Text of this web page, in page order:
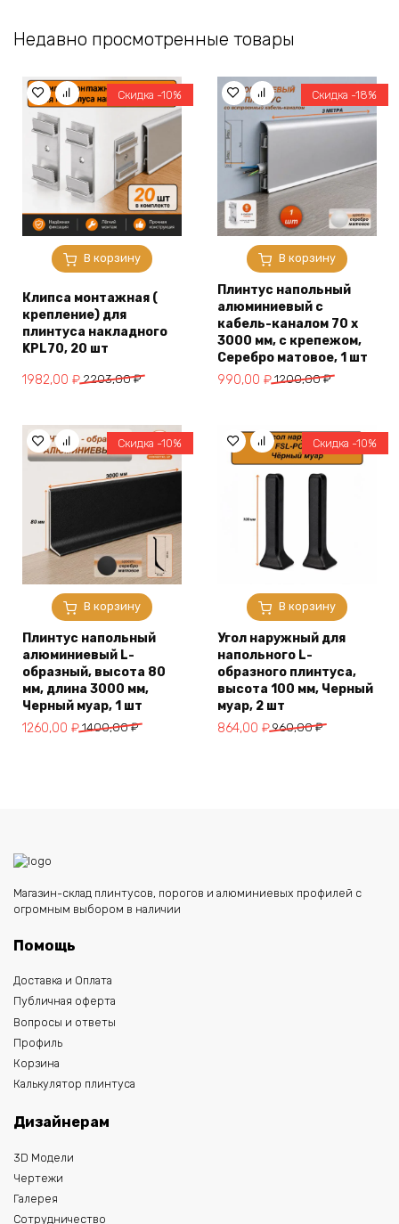
Недавно просмотренные товары
В корзину
Скидка -10%
Клипса монтажная (
крепление) для
плинтуса накладного
KPL70, 20 шт
2203,00₽
Первоначальная
2203,00 ₽.
1982,00 ₽
Текущая
В корзину
Скидка -18%
Плинтус напольный
алюминиевый с
кабель-каналом 70 х
3000 мм, с крепежом,
Серебро матовое, 1 шт
1200,00₽
Первоначальная
1200,00 ₽.
990,00 ₽
Текущая
В корзину
Скидка -10%
Плинтус напольный
алюминиевый L-
образный, высота 80
мм, длина 3000 мм,
Черный муар, 1 шт
1400,00₽
Первоначальная
1260,00 ₽
Текущая
В корзину
Скидка -10%
Угол наружный для
напольного L-
образного плинтуса,
высота 100 мм, Черный
муар, 2 шт
960,00₽
Первоначальная
864,00 ₽
Текущая
Магазин-склад плинтусов, порогов и алюминиевых профилей с
огромным выбором в наличии
Помощь
Доставка и Оплата
Публичная оферта
Вопросы и ответы
Профиль
Корзина
Калькулятор плинтуса
Дизайнерам
3D Модели
Чертежи
Галерея
Сотрудничество